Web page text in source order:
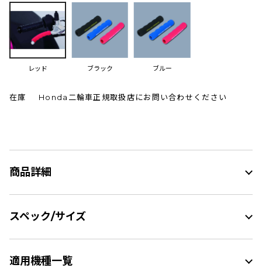
レッド ブラック ブルー
在庫 Honda二輪車正規取扱店にお問い合わせください
商品詳細
スペック/サイズ
適用機種一覧